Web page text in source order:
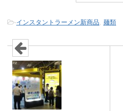
-インスタントラーメン新商品 麺類